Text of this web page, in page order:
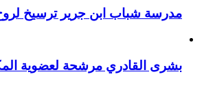
​مدرسة شباب ابن جرير ترسيخ لروح
بشرى القادري مرشحة لعضوية